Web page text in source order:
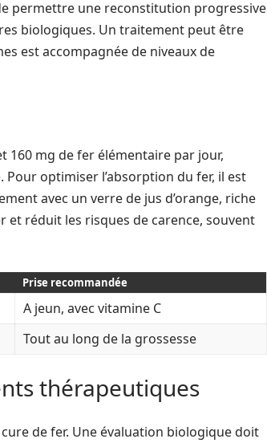
permettre une reconstitution progressive
biologiques. Un traitement peut être
est accompagnée de niveaux de
160 mg de fer élémentaire par jour,
optimiser l’absorption du fer, il est
avec un verre de jus d’orange, riche
et réduit les risques de carence, souvent
Prise recommandée
A jeun, avec vitamine C
Tout au long de la grossesse
thérapeutiques
de fer. Une évaluation biologique doit